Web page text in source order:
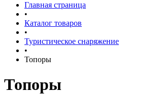
Главная страница
•
Каталог товаров
•
Туристическое снаряжение
•
Топоры
Топоры